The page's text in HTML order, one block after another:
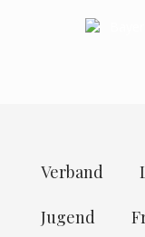
Verband
Jugend